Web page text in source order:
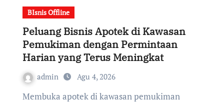
BIsnis Offline
Peluang Bisnis Apotek di Kawasan
Pemukiman dengan Permintaan
Harian yang Terus Meningkat
admin Agu 4, 2026
Membuka apotek di kawasan pemukiman